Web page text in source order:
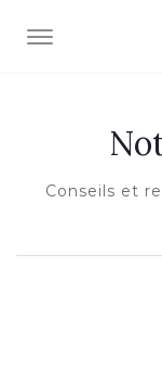
OUVRIR/
Conseils et